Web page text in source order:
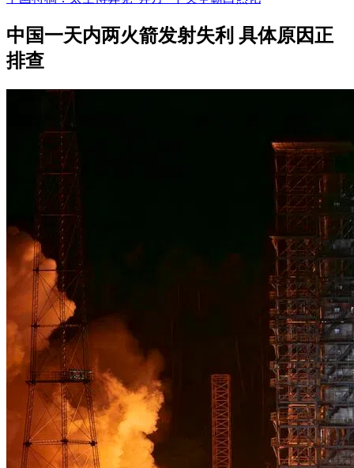
中国一天内两火箭发射失利 具体原因正
排查